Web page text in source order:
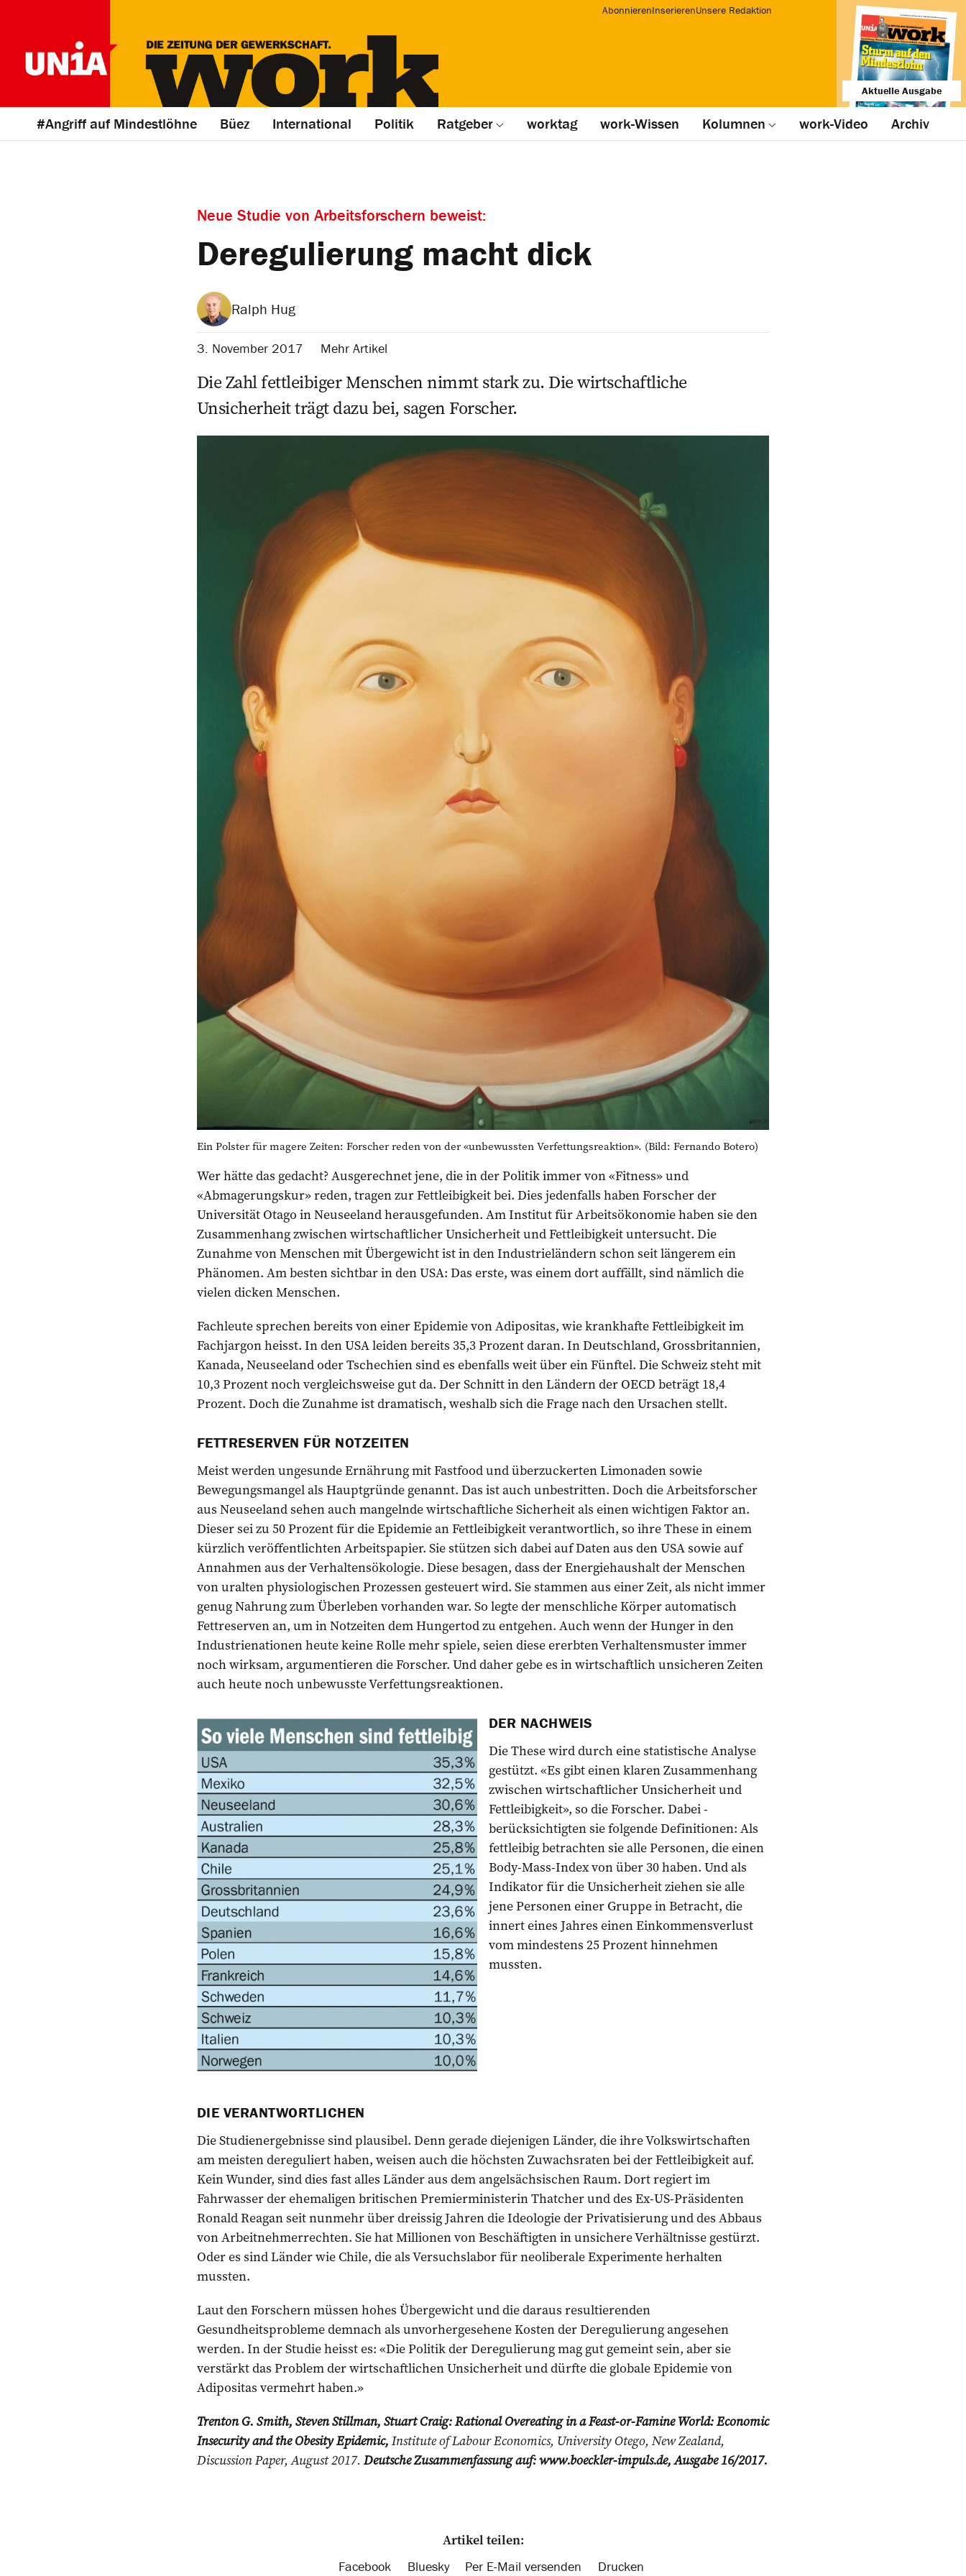
AbonnierenInserierenUnsere Redaktion
Aktuelle Ausgabe
#Angriff auf Mindestlöhne Büez International Politik Ratgeber worktag work-Wissen Kolumnen work-Video Archiv
Neue Studie von Arbeitsforschern beweist:
Deregulierung macht dick
Ralph Hug
3. November 2017 Mehr Artikel
Die Zahl fett­leibiger Menschen nimmt stark zu. Die wirtschaftliche
Unsicherheit trägt dazu bei, sagen Forscher.
Ein Polster für magere Zeiten: Forscher reden von der «unbewussten Verfettungsreaktion». (Bild: Fernando Botero)
Wer hätte das gedacht? Ausgerechnet jene, die in der Politik immer von «Fitness» und
«Abmagerungskur» reden, tragen zur Fettleibigkeit bei. Dies jedenfalls haben Forscher der
Universität Otago in Neuseeland herausgefunden. Am Institut für Arbeitsökonomie haben sie den
Zusammenhang zwischen wirtschaftlicher Unsicherheit und Fettleibigkeit untersucht. Die
Zunahme von Menschen mit Übergewicht ist in den Industrieländern schon seit längerem ein
Phänomen. Am besten sichtbar in den USA: Das erste, was einem dort auffällt, sind nämlich die
vielen dicken Menschen.
Fachleute sprechen bereits von einer Epidemie von Adipositas, wie krankhafte Fettleibigkeit im
Fachjargon heisst. In den USA leiden bereits 35,3 Prozent daran. In Deutschland, Grossbritannien,
Kanada, Neuseeland oder Tschechien sind es ebenfalls weit über ein Fünftel. Die Schweiz steht mit
10,3 Prozent noch vergleichsweise gut da. Der Schnitt in den Ländern der OECD beträgt 18,4
Prozent. Doch die Zunahme ist dramatisch, weshalb sich die Frage nach den Ursachen stellt.
FETTRESERVEN FÜR NOTZEITEN
Meist werden ungesunde Ernährung mit Fastfood und überzuckerten Limonaden sowie
Bewegungsmangel als Hauptgründe genannt. Das ist auch unbestritten. Doch die Arbeitsforscher
aus Neuseeland sehen auch mangelnde wirtschaftliche Sicherheit als einen wichtigen Faktor an.
Dieser sei zu 50 Prozent für die Epidemie an Fettleibigkeit verantwortlich, so ihre These in einem
kürzlich veröffentlichten Arbeitspapier. Sie stützen sich dabei auf Daten aus den USA sowie auf
Annahmen aus der Verhal­tens­ökologie. Diese besagen, dass der Energiehaushalt der Menschen
von uralten physiologischen Prozessen gesteuert wird. Sie stammen aus einer Zeit, als nicht immer
genug Nahrung zum Überleben vorhanden war. So legte der menschliche Körper automatisch
Fettreserven an, um in Notzeiten dem Hungertod zu entgehen. Auch wenn der Hunger in den
Industrienationen heute keine Rolle mehr spiele, seien diese ererbten Verhaltensmuster immer
noch wirksam, argumentieren die Forscher. Und daher gebe es in wirtschaftlich unsicheren Zeiten
auch heute noch unbewusste Verfettungsreaktionen.
DER NACHWEIS
Die These wird durch eine statistische Analyse
gestützt. «Es gibt einen klaren Zusammenhang
zwischen wirtschaftlicher Unsicherheit und
Fett­leibigkeit», so die Forscher. Dabei ­
berücksichtigten sie folgende Definitionen: Als
fettleibig betrachten sie alle Personen, die einen
Body-Mass-Index von über 30 haben. Und als
Indikator für die Unsicherheit ziehen sie alle
jene Personen einer Gruppe in Betracht, die
innert eines Jahres einen Einkommensverlust
vom mindestens 25 Prozent hinnehmen
mussten.
DIE VERANTWORTLICHEN
Die Studienergebnisse sind plausibel. Denn gerade diejenigen Länder, die ihre Volkswirtschaften
am meisten dereguliert haben, weisen auch die höchsten Zuwachsraten bei der Fettleibigkeit auf.
Kein Wunder, sind dies fast alles Länder aus dem angelsächsischen Raum. Dort regiert im
Fahrwasser der ehemaligen britischen Premierministerin Thatcher und des Ex-US-Präsidenten
Ronald Reagan seit nunmehr über dreissig Jahren die Ideologie der Privatisierung und des Abbaus
von Arbeitnehmerrechten. Sie hat Millionen von Beschäftigten in unsichere Verhältnisse gestürzt.
Oder es sind Länder wie Chile, die als Versuchslabor für neoliberale Experimente herhalten
mussten.
Laut den Forschern müssen hohes Übergewicht und die daraus re­sultierenden
Gesundheitsprobleme demnach als unvorhergesehene Kosten der Deregulierung angesehen
werden. In der Studie heisst es: «Die Politik der Deregulierung mag gut gemeint sein, aber sie
verstärkt das Problem der wirtschaftlichen Unsicherheit und dürfte die globale Epidemie von
Adipositas vermehrt haben.»
Trenton G. Smith, Steven Stillman, Stuart Craig: Rational Overeating in a Feast-or-Famine World: Economic
Insecurity and the Obesity Epidemic, Institute of Labour Economics, University Otego, New Zealand,
Discussion Paper, August 2017. Deutsche Zusammenfassung auf: www.boeckler-impuls.de, Ausgabe 16/2017.
Artikel teilen:
Facebook Bluesky Per E-Mail versenden Drucken